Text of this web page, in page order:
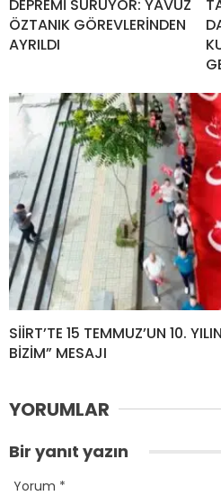
DEPREMİ SÜRÜYOR: YAVUZ
ÖZTANIK GÖREVLERİNDEN
AYRILDI
SİİRT’TE 15 TEMMUZ’UN 10.
BİZİM” MESAJI
YORUMLAR
Bir yanıt yazın
Yorum *